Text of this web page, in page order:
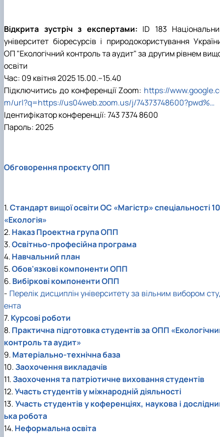
Відкрита зустріч з експертами: ID 183
університет біоресурсів і природокористування
ОП "Екологічний контроль та аудит" за другим рівнем
освіти
Час: 09 квітня 2025 15.00.–15.40
Підключитись до конференції Zoom: https://
m/url?q=https://us04web.zoom.us/j/74373748600?pwd%…
Ідентифікатор конференції: 743 7374 8600
Пароль: 2025
Обговорення проєкту ОПП
1.Стандарт вищої освіти ОС «Магістр» спеціальності
«Екологія»
2. Наказ Проектна група ОПП
3.Освітньо-професійна програма
4. Навчальний план
5.Обов'язкові компоненти ОПП
6. Вибіркові компоненти ОПП
- Перелік дисциплін університету за вільним вибором
ента
7. Курсові роботи
8. Практична підготовка студентів за ОПП
контроль та аудит»
9. Матеріально-технічна база
10.Заохочення викладачів
11.Заохочення та патріотичне виховання студентів
12.Участь студентів у міжнародній діяльності
13. Участь студентів у коференціях, наукова і
ька робота
14. Неформальна освіта